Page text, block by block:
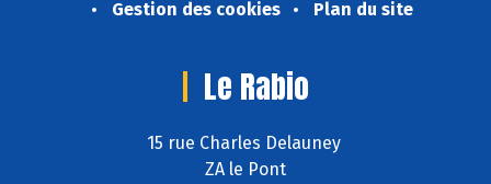
Gestion des cookies
Plan du site
Le Rabio
15 rue Charles Delauney
ZA le Pont